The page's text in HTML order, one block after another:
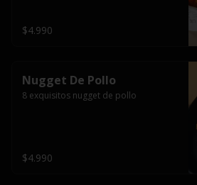
$4.990
Nugget De Pollo
8 exquisitos nugget de pollo
$4.990